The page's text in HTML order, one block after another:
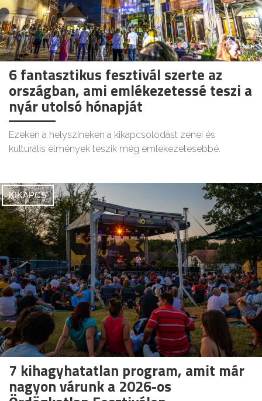
6 fantasztikus fesztivál szerte az
országban, ami emlékezetessé teszi a
nyár utolsó hónapját
Ezeken a helyszíneken a kikapcsolódást zenei és
kulturális élmények teszik még emlékezetesebbé.
KIKAPCS
7 kihagyhatatlan program, amit már
nagyon várunk a 2026-os